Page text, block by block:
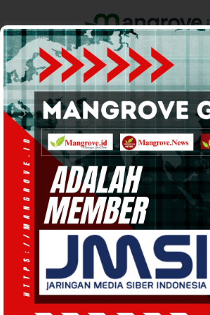
Home Pemerintahan Ekonomi & Bisnis
Support by
HUKUM DAN KRIMINAL· 1 Feb 202422:37
Kapolres Ingatkan Warga
Argosigemerai Tidak
karena Beda Pilihan